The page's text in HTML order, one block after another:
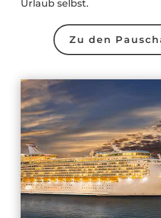
Urlaub selbst.
Zu den